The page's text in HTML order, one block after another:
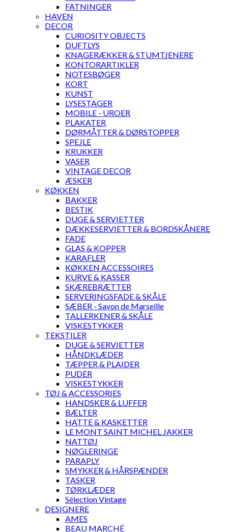
FATNINGER
HAVEN
DECOR
CURIOSITY OBJECTS
DUFTLYS
KNAGERÆKKER & STUMTJENERE
KONTORARTIKLER
NOTESBØGER
KORT
KUNST
LYSESTAGER
MOBILE - UROER
PLAKATER
DØRMÅTTER & DØRSTOPPER
SPEJLE
KRUKKER
VASER
VINTAGE DECOR
ÆSKER
KØKKEN
BAKKER
BESTIK
DUGE & SERVIETTER
DÆKKESERVIETTER & BORDSKÅNERE
FADE
GLAS & KOPPER
KARAFLER
KØKKEN ACCESSOIRES
KURVE & KASSER
SKÆREBRÆTTER
SERVERINGSFADE & SKÅLE
SÆBER - Savon de Marseille
TALLERKENER & SKÅLE
VISKESTYKKER
TEKSTILER
DUGE & SERVIETTER
HÅNDKLÆDER
TÆPPER & PLAIDER
PUDER
VISKESTYKKER
TØJ & ACCESSORIES
HANDSKER & LUFFER
BÆLTER
HATTE & KASKETTER
LE MONT SAINT MICHEL JAKKER
NATTØJ
NØGLERINGE
PARAPLY
SMYKKER & HÅRSPÆNDER
TASKER
TØRKLÆDER
Sélection Vintage
DESIGNERE
AMES
BEAU MARCHÉ